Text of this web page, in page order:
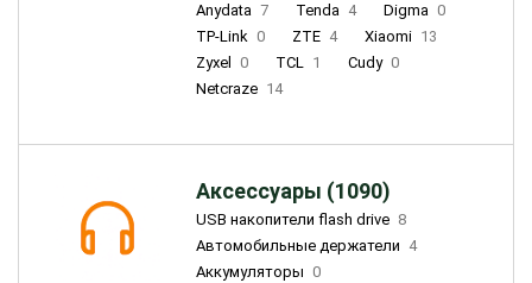
Anydata 7 Tenda 4 Digma 0
TP-Link 0 ZTE 4 Xiaomi 13
Zyxel
0 TCL 1 Cudy 0
Netcraze 14
Аксессуары (1090)
USB накопители flash drive 8
Автомобильные держатели 4
Аккумуляторы 0